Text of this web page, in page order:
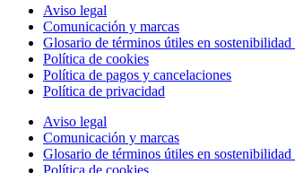
Aviso legal
Comunicación y marcas
Glosario de términos útiles en
Política de cookies
Política de pagos y cancelaciones
Política de privacidad
Aviso legal
Comunicación y marcas
Glosario de términos útiles en
Política de cookies